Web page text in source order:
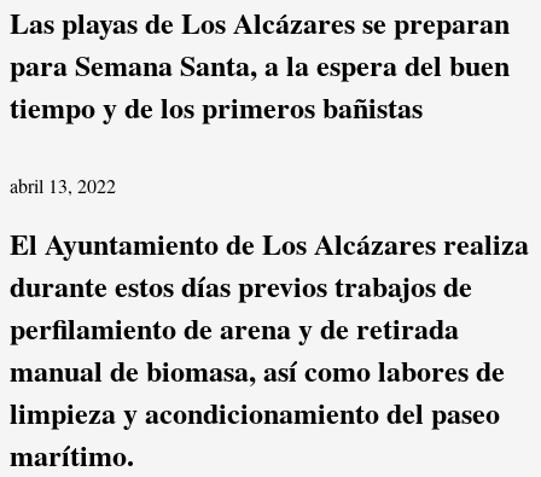
Las playas de Los Alcázares se preparan
para Semana Santa, a la espera del buen
tiempo y de los primeros bañistas
abril 13, 2022
El Ayuntamiento de Los Alcázares realiza
durante estos días previos trabajos de
perfilamiento de arena y de retirada
manual de biomasa, así como labores de
limpieza y acondicionamiento del paseo
marítimo.